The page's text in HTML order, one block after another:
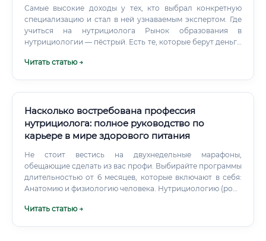
Самые высокие доходы у тех, кто выбрал конкретную
специализацию и стал в ней узнаваемым экспертом. Где
учиться на нутрициолога Рынок образования в
нутрициологии — пёстрый. Есть те, которые берут деньги
Читать статью →
Насколько востребована профессия
нутрициолога: полное руководство по
карьере в мире здорового питания
Не стоит вестись на двухнедельные марафоны,
обещающие сделать из вас профи. Выбирайте программы
длительностью от 6 месяцев, которые включают в себя:
Анатомию и физиологию человека. Нутрициологию (роль
Читать статью →